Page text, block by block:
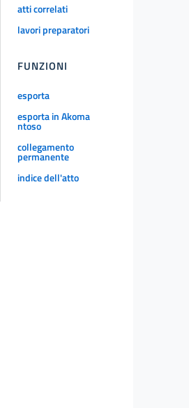
atti correlati
lavori preparatori
FUNZIONI
esporta
esporta in Akoma
ntoso
collegamento
permanente
indice dell'atto